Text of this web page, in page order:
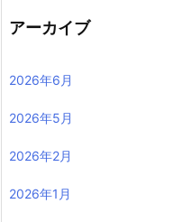
アーカイブ
2026年6月
2026年5月
2026年2月
2026年1月